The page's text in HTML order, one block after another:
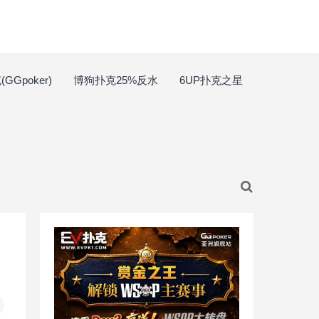
博狗扑克25%反水 6UP扑克之星